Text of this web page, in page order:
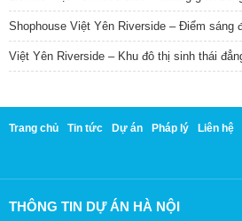
Shophouse Việt Yên Riverside – Điểm sáng
Việt Yên Riverside – Khu đô thị sinh thái
Trang chủ Tin tức Dự án Pháp lý Liên hệ
THÔNG TIN DỰ ÁN HÀ NỘI